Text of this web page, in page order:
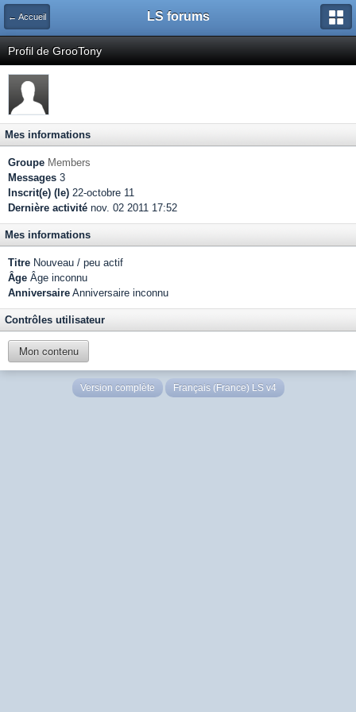
← Accueil LS forums
Profil de GrooTony
Mes informations
Groupe Members
Messages 3
Inscrit(e) (le) 22-octobre 11
Dernière activité nov. 02 2011 17:52
Mes informations
Titre Nouveau / peu actif
Âge Âge inconnu
Anniversaire Anniversaire inconnu
Contrôles utilisateur
Mon contenu
Version complète Français (France) LS v4